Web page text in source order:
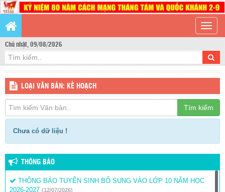
Toggle
Chủ nhật, 09/08/2026
LOẠI VĂN BẢN: KẾ HOẠCH
Tìm kiếm
Chưa có dữ liệu !
THÔNG BÁO
THÔNG BÁO TUYỂN SINH BỔ SUNG VÀO LỚP 10 NĂM HỌC
2026-2027 (12/07/2026)